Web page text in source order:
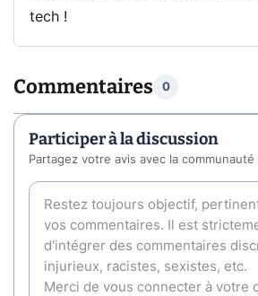
tech !
Commentaires 0
Participer à la discussion
Partagez votre avis avec la communauté